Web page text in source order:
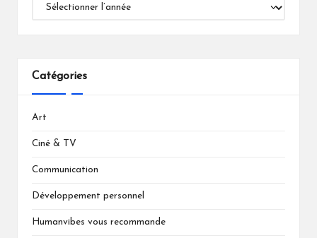
Catégories
Art
Ciné & TV
Communication
Développement personnel
Humanvibes vous recommande